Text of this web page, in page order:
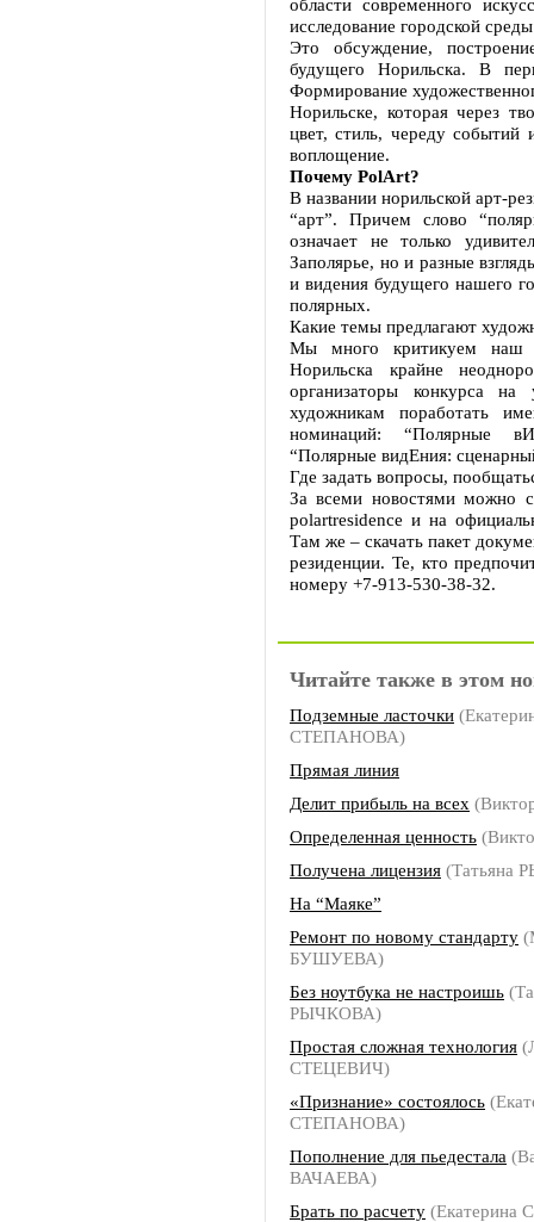
области современного
исследование городской
Это обсуждение,
будущего Норильска. В
Формирование
Норильске, которая через
цвет, стиль, череду
воплощение.
Почему PolArt?
В названии норильской арт-
“арт”. Причем слово
означает не только
Заполярье, но и разные
и видения будущего нашего
полярных.
Какие темы предлагают
Мы много критикуем наш
Норильска крайне
организаторы конкурса на
художникам поработать
номинаций: “Полярные
“Полярные видЕния:
Где задать вопросы,
За всеми новостями можно
polartresidence и на
Там же – скачать пакет
резиденции. Те, кто
номеру +7-913-530-38-32.
Читайте также в этом
Подземные ласточки
СТЕПАНОВА)
Прямая линия
Делит прибыль на всех
Определенная ценность
Получена лицензия (Татьяна
На “Маяке”
Ремонт по новому стандарту
БУШУЕВА)
Без ноутбука не настроишь
РЫЧКОВА)
Простая сложная технология
СТЕЦЕВИЧ)
«Признание» состоялось
СТЕПАНОВА)
Пополнение для пьедестала
ВАЧАЕВА)
Брать по расчету